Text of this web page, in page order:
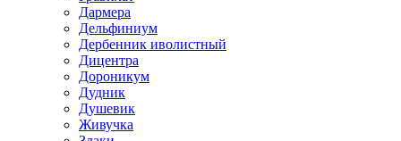
Дармера
Дельфиниум
Дербенник иволистный
Дицентра
Дороникум
Дудник
Душевик
Живучка